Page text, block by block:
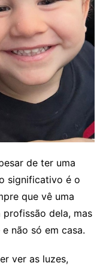
de ter uma
significativo é o
que vê uma
profissão dela, mas
não só em casa.
ver as luzes,